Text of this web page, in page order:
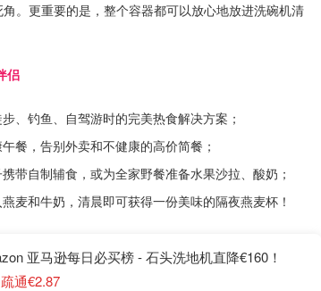
。更重要的是，整个容器都可以放心地放进洗碗机清
侣
、钓鱼、自驾游时的完美热食解决方案；
餐，告别外卖和不健康的高价简餐；
带自制辅食，或为全家野餐准备水果沙拉、酸奶；
麦和牛奶，清晨即可获得一份美味的隔夜燕麦杯！
亚马逊每日必买榜 - 石头洗地机直降€160！
通€2.87